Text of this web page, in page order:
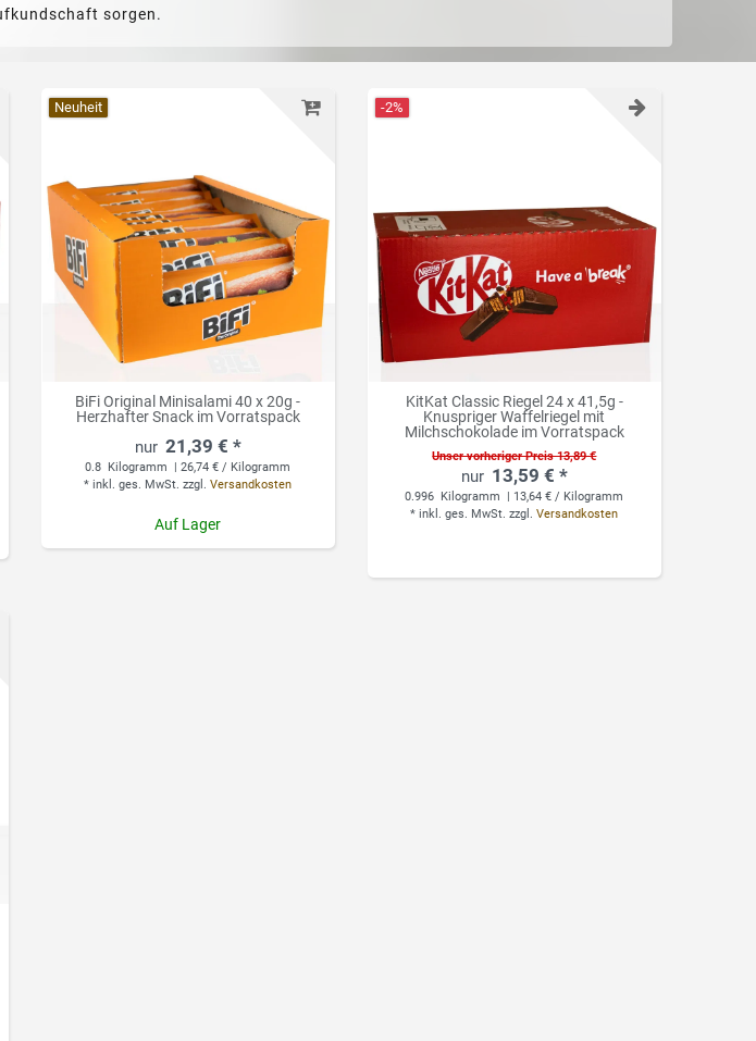
sorgen.
Neuheit
BiFi Original Minisalami 40 x 20g -
Herzhafter Snack im Vorratspack
21,39 € *
0.8 Kilogramm
| 26,74 € / Kilogramm
*inkl. ges. MwSt. zzgl.Versandkosten
Auf Lager
-2%
KitKat Classic Riegel 24 x 41,5g -
Knuspriger Waffelriegel mit
Milchschokolade im Vorratspack
Unser vorheriger Preis 13,89 €
13,59 € *
0.996 Kilogramm
| 13,64 € / Kilogramm
*inkl. ges. MwSt. zzgl.Versandkosten